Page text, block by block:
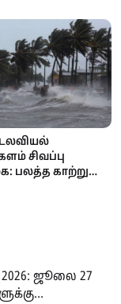
சிவப்பு
பலத்த காற்று
ஜூலை 27